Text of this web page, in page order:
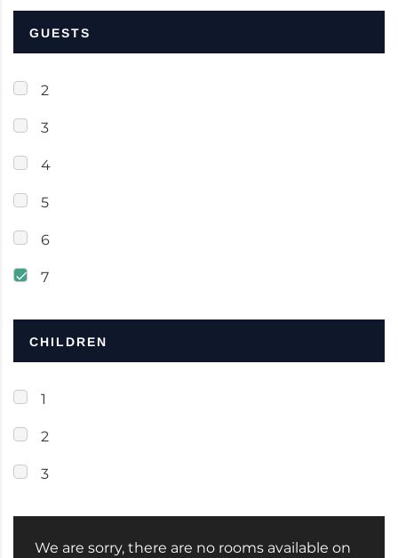
GUESTS
2
3
4
5
6
7
CHILDREN
1
2
3
We are sorry, there are no rooms available on